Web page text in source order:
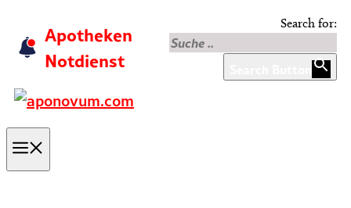
content
Apotheken
Notdienst
Search for: